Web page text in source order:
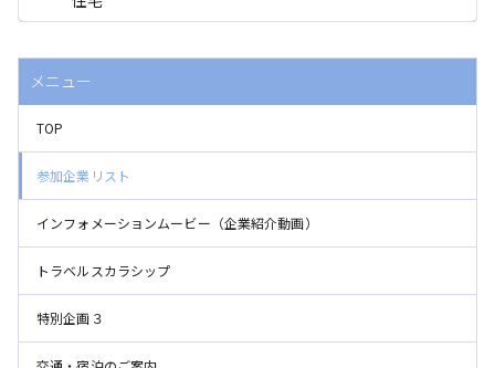
メニュー
TOP
参加企業リスト
インフォメーションムービー（企業紹介動画）
トラベルスカラシップ
特別企画３